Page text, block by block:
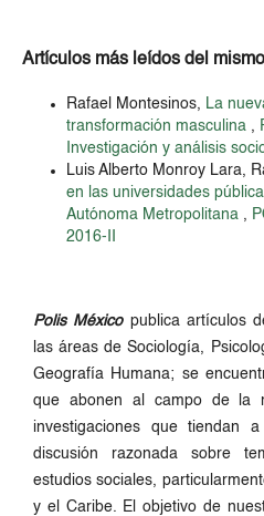
Artículos más leídos del
Rafael Montesinos, La
transformación masculina ,
Investigación y análisis
Luis Alberto Monroy Lara,
en las universidades
Autónoma Metropolitana ,
2016-II
Polis Méxicopublica artículos
las áreas de Sociología,
Geografía Humana; se
que abonen al campo de la
investigaciones que tiendan
discusión razonada sobre
estudios sociales,
y el Caribe. El objetivo de